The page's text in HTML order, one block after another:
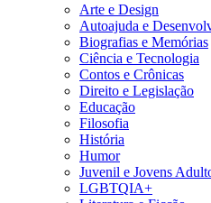
Arte e Design
Autoajuda e
Biografias e Memórias
Ciência e Tecnologia
Contos e Crônicas
Direito e Legislação
Educação
Filosofia
História
Humor
Juvenil e Jovens
LGBTQIA+